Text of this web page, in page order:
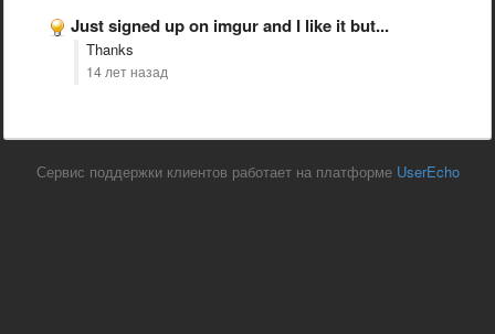
Just signed up on imgur and I like it but...
Thanks
14 лет назад
Сервис поддержки клиентов работает на платформе UserEcho